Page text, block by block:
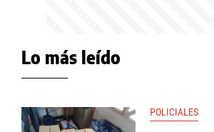
Lo más leído
POLICIALES